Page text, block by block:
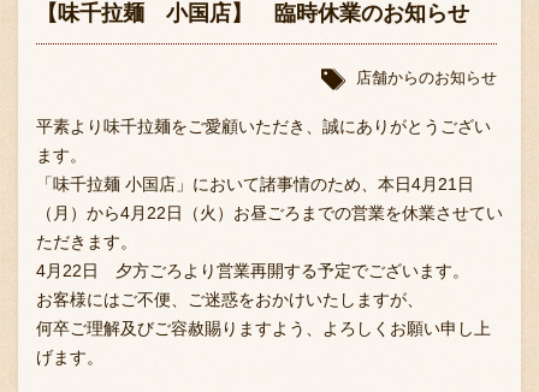
【味千拉麺 小国店】 臨時休業のお知らせ
店舗からのお知らせ
平素より味千拉麺をご愛顧いただき、誠にありがとうござい
ます。
「味千拉麺 小国店」において諸事情のため、本日4月21日
（月）から4月22日（火）お昼ごろまでの営業を休業させてい
ただきます。
4月22日 夕方ごろより営業再開する予定でございます。
お客様にはご不便、ご迷惑をおかけいたしますが、
何卒ご理解及びご容赦賜りますよう、よろしくお願い申し上
げます。